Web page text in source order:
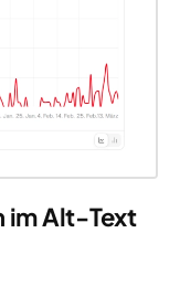
im Alt-Text